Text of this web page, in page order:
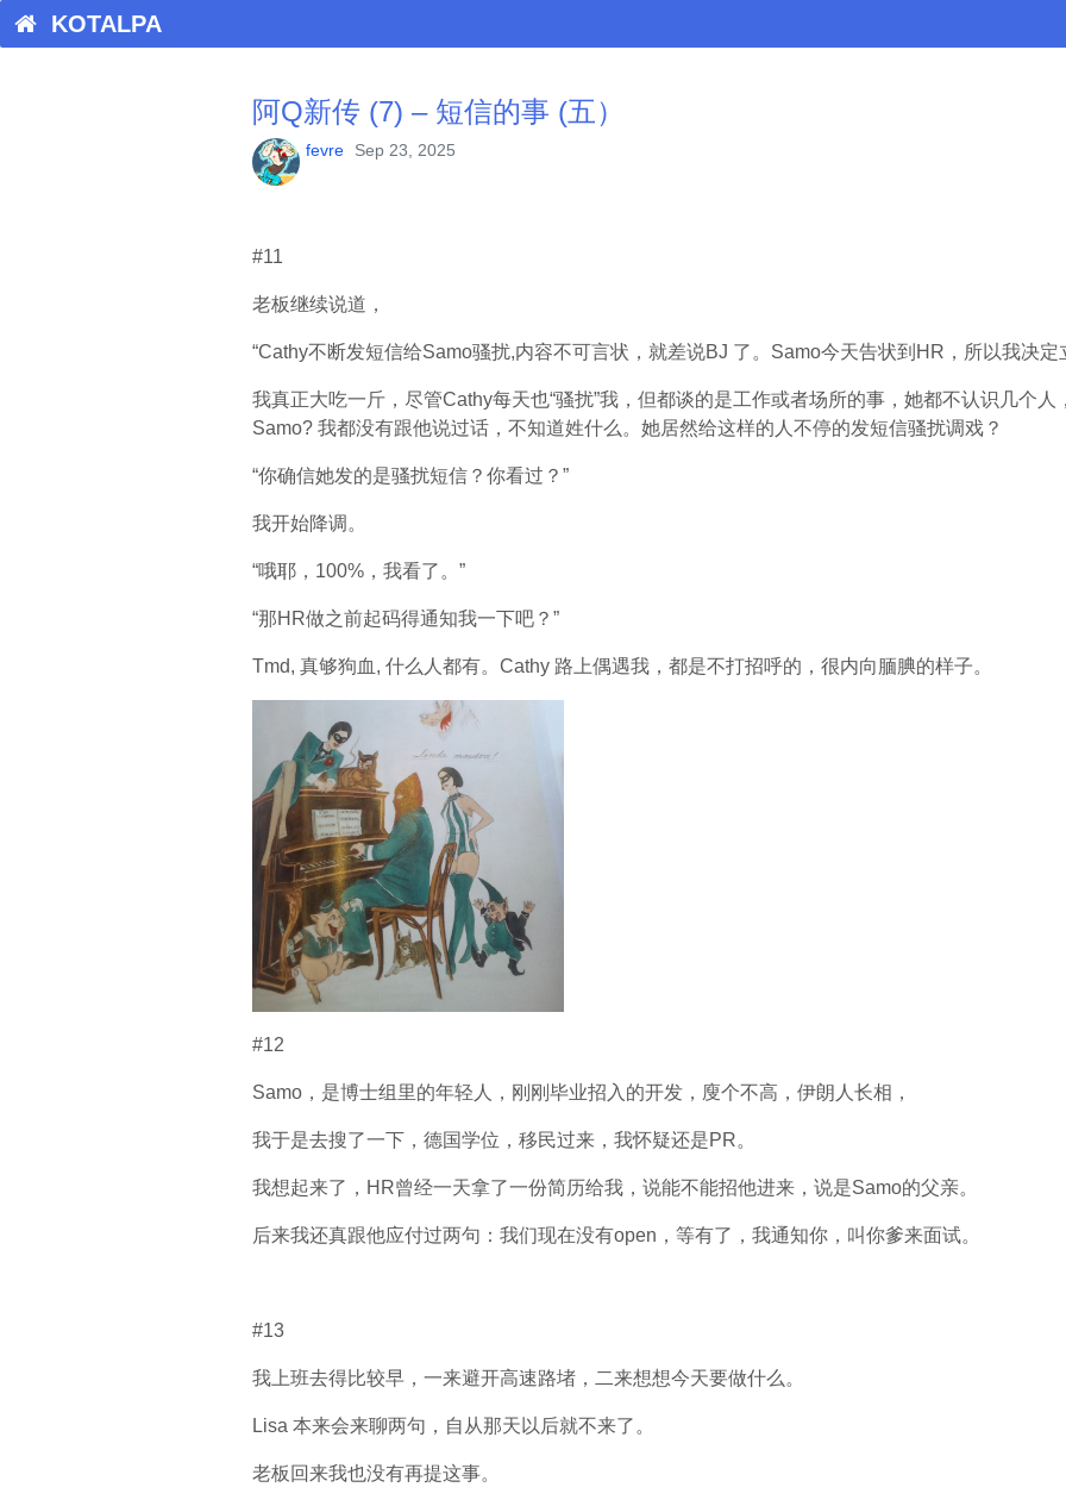
KOTALPA
阿Q新传 (7) – 短信的事 (五）
fevre Sep 23, 2025
#11
老板继续说道，
“Cathy不断发短信给Samo骚扰,内容不可言状，就差说BJ 了。Samo今天告状到HR，所以我决定
我真正大吃一斤，尽管Cathy每天也“骚扰”我，但都谈的是工作或者场所的事，她都不认识几个人
Samo? 我都没有跟他说过话，不知道姓什么。她居然给这样的人不停的发短信骚扰调戏？
“你确信她发的是骚扰短信？你看过？”
我开始降调。
“哦耶，100%，我看了。”
“那HR做之前起码得通知我一下吧？”
Tmd, 真够狗血, 什么人都有。Cathy 路上偶遇我，都是不打招呼的，很内向腼腆的样子。
#12
Samo，是博士组里的年轻人，刚刚毕业招入的开发，廋个不高，伊朗人长相，
我于是去搜了一下，德国学位，移民过来，我怀疑还是PR。
我想起来了，HR曾经一天拿了一份简历给我，说能不能招他进来，说是Samo的父亲。
后来我还真跟他应付过两句：我们现在没有open，等有了，我通知你，叫你爹来面试。
#13
我上班去得比较早，一来避开高速路堵，二来想想今天要做什么。
Lisa 本来会来聊两句，自从那天以后就不来了。
老板回来我也没有再提这事。